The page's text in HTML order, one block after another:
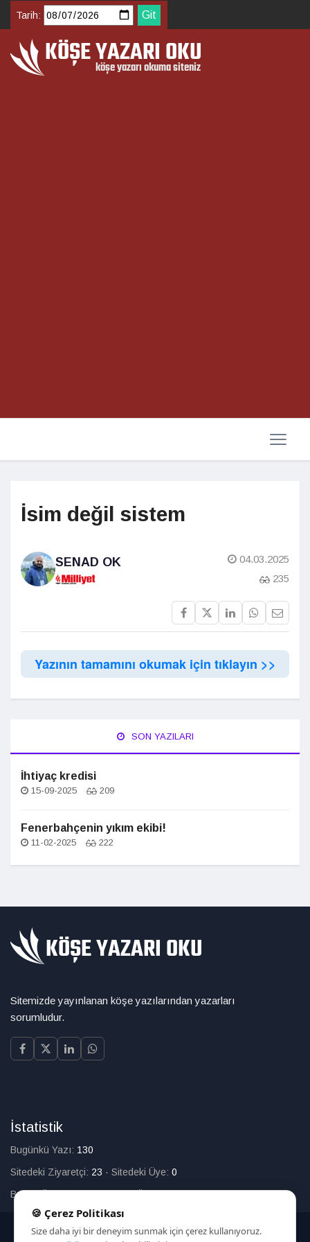
Tarih:
İsim değil sistem
SENAD OK
04.03.2025
235
Yazının tamamını okumak için tıklayın >>
SON YAZILARI
İhtiyaç kredisi
15-09-2025 209
Fenerbahçenin yıkım ekibi!
11-02-2025 222
Sitemizde yayınlanan köşe yazılarından yazarları
sorumludur.
İstatistik
Bugünkü Yazı: 130
Sitedeki Ziyaretçi: 23 · Sitedeki Üye: 0
Bugün Üye Olan:0·Toplam Üye:226
© 2025
🍪 Çerez Politikası
Size daha iyi bir deneyim sunmak için çerez kullanıyoruz.